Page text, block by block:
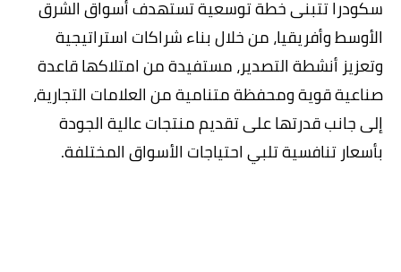
سكودرا تتبنى خطة توسعية تستهدف أسواق الشرق
الأوسط وأفريقيا، من خلال بناء شراكات استراتيجية
وتعزيز أنشطة التصدير، مستفيدة من امتلاكها قاعدة
صناعية قوية ومحفظة متنامية من العلامات التجارية،
إلى جانب قدرتها على تقديم منتجات عالية الجودة
بأسعار تنافسية تلبي احتياجات الأسواق المختلفة.